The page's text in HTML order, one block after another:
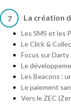
7 La création
Les SMS et les
Le Click &
Focus sur
Le
Les Beacons :
Le paiement
Vers le ZEC